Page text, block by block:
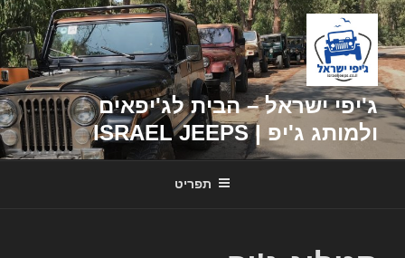
דילוג
לתוכן
ג'יפי ישראל – הבית לג'יפאים
ולמותג ג'יפ | ISRAEL JEEPS
תפריט